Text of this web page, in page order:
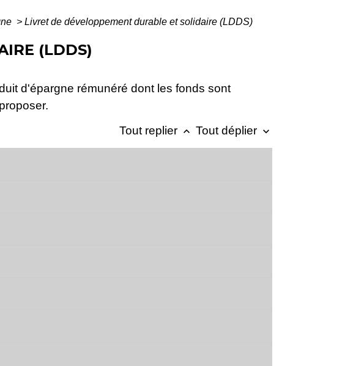
> Livret de développement durable et solidaire (LDDS)
(LDDS)
d'épargne rémunéré dont les fonds sont
Tout replier keyboard_arrow_up Tout déplier keyboard_arrow_down